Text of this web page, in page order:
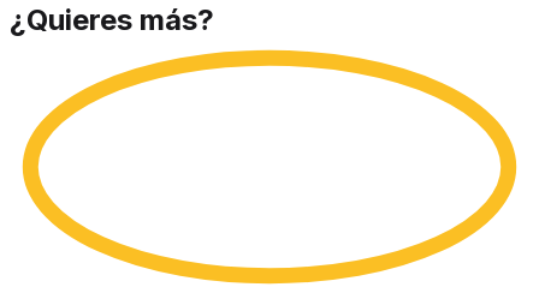
¿Quieres más?